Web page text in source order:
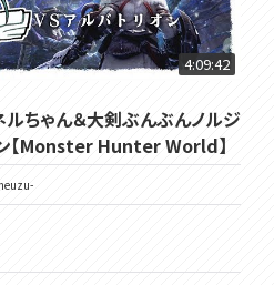
4:09:42
ルちゃん＆大剣ぶんぶんノルジ
【Monster Hunter World】